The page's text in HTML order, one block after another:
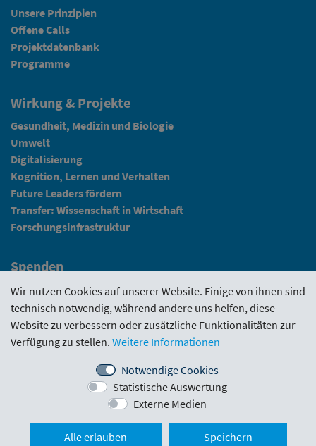
Unsere Prinzipien
Offene Calls
Projektdatenbank
Programme
Wirkung & Projekte
Gesundheit, Medizin und Biologie
Umwelt
Digitalisierung
Kognition, Lernen und Verhalten
Future Leaders fördern
Transfer: Wissenschaft in Wirtschaft
Forschungsinfrastruktur
Spenden
Fundraising
News
Intranet
Förderrichtlinie · Funding Portal Evaluierungen
Downloads
Schlickgasse 3/12
office@wwtf.at
Wir nutzen Cookies auf unserer Website. Einige von ihnen sind
technisch notwendig, während andere uns helfen, diese
Website zu verbessern oder zusätzliche Funktionalitäten zur
Verfügung zu stellen. Weitere Informationen
Notwendige Cookies
Statistische Auswertung
Externe Medien
Alle erlauben Speichern